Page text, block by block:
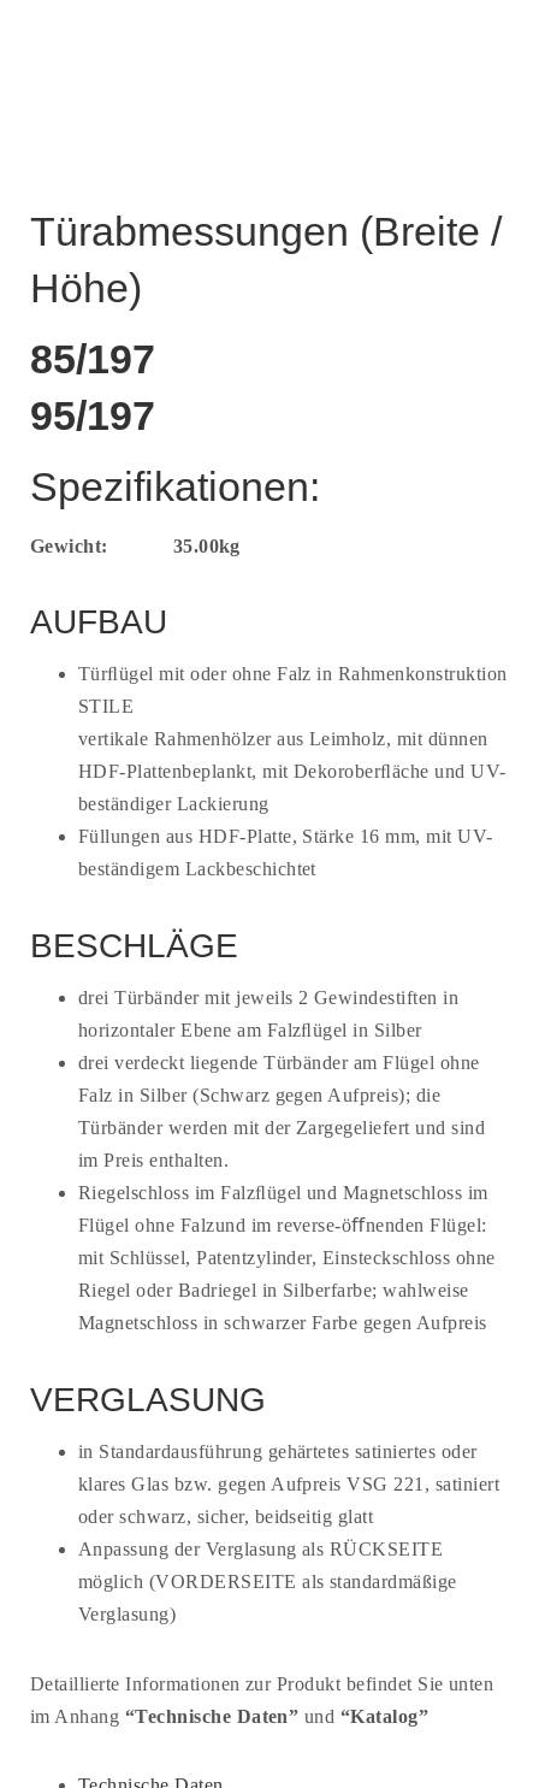
Türabmessungen (Breite /
Höhe)
85/197
95/197
Spezifikationen:
Gewicht: 35.00kg
AUFBAU
Türﬂügel mit oder ohne Falz in Rahmenkonstruktion
STILE
vertikale Rahmenhölzer aus Leimholz, mit dünnen
HDF-Plattenbeplankt, mit Dekoroberﬂäche und UV-
beständiger Lackierung
Füllungen aus HDF-Platte, Stärke 16 mm, mit UV-
beständigem Lackbeschichtet
BESCHLÄGE
drei Türbänder mit jeweils 2 Gewindestiften in
horizontaler Ebene am Falzﬂügel in Silber
drei verdeckt liegende Türbänder am Flügel ohne
Falz in Silber (Schwarz gegen Aufpreis); die
Türbänder werden mit der Zargegeliefert und sind
im Preis enthalten.
Riegelschloss im Falzﬂügel und Magnetschloss im
Flügel ohne Falzund im reverse-öﬀnenden Flügel:
mit Schlüssel, Patentzylinder, Einsteckschloss ohne
Riegel oder Badriegel in Silberfarbe; wahlweise
Magnetschloss in schwarzer Farbe gegen Aufpreis
VERGLASUNG
in Standardausführung gehärtetes satiniertes oder
klares Glas bzw. gegen Aufpreis VSG 221, satiniert
oder schwarz, sicher, beidseitig glatt
Anpassung der Verglasung als RÜCKSEITE
möglich (VORDERSEITE als standardmäßige
Verglasung)
Detaillierte Informationen zur Produkt befindet Sie unten
im Anhang “Technische Daten” und “Katalog”